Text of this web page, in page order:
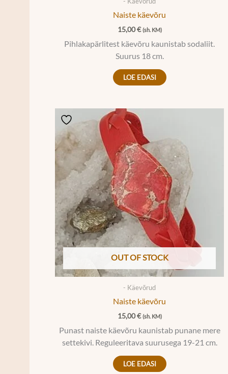
Naiste käevõru
15,00€ (sh. KM)
Pihlakapärlitest käevõru kaunistab sodaliit.
Suurus 18 cm.
LOE EDASI
OUT OF STOCK
- Käevõrud
Naiste käevõru
15,00€ (sh. KM)
Punast naiste käevõru kaunistab punane mere
settekivi. Reguleeritava suurusega 19-21 cm.
LOE EDASI